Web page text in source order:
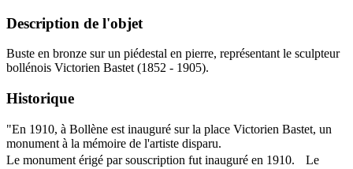
Description de l'objet
Buste en bronze sur un piédestal en pierre, représentant le sculpteur
bollénois Victorien Bastet (1852 - 1905).
Historique
"En 1910, à Bollène est inauguré sur la place Victorien Bastet, un
monument à la mémoire de l'artiste disparu.
Le monument érigé par souscription fut inauguré en 1910. Le